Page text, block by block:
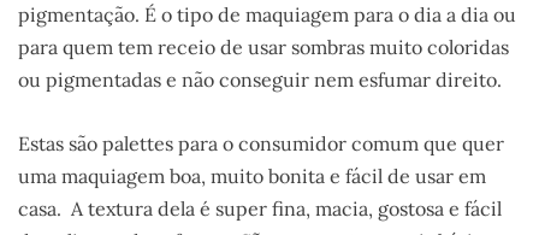
pigmentação. É o tipo de maquiagem para o dia a dia ou
para quem tem receio de usar sombras muito coloridas
ou pigmentadas e não conseguir nem esfumar direito.
Estas são palettes para o consumidor comum que quer
uma maquiagem boa, muito bonita e fácil de usar em
casa. A textura dela é super fina, macia, gostosa e fácil